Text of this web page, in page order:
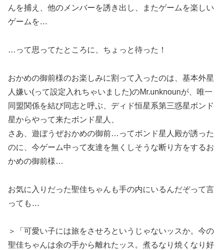
んを捕え、他のメンバーを誘き出し、またゲームを楽しい
ゲームを…
…って思ってたところに、ちょっと待った！
おかめの御前様のお楽しみに割って入ったのは、基本外星
人嫌い(って設定入れちゃいました)のMr.unknounが、唯一
同盟関係を結び同志と呼ぶ、ディド恒星系第三惑星ボンド
星からやって来たボンド星人、
さあ、遊ぼうぜおかめの御前…ってボンド星人殿が誘った
のに、今ゲーム中って友達を無くしそうな断り方をするお
かめの御前様…
お気に入りだった聖佳ちゃんも手の内にいるんだぞって言
っても…
＞「可愛い子には旅をさせろというじゃないッスか。今の
聖佳ちゃんは余の手から離れたッス。煮るなり焼くなり好